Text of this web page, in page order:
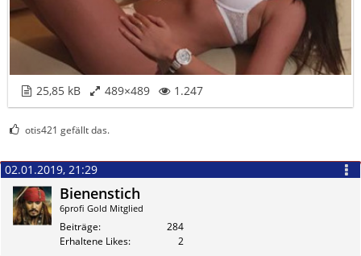
25,85 kB 489×489 1.247
otis421 gefällt das.
02.01.2019, 21:29
Bienenstich
6profi Gold Mitglied
Beiträge
284
Erhaltene Likes
2